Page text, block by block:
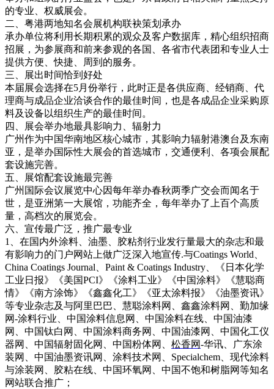
的专业、权威展会。
二、粤港两地知名会展机构联袂策划承办
承办单位将利用长期积累的观众及客户数据库，精心组织招商
招展，为参展商和前来参观的各国、各省市代表团和专业人士
提供方便、快捷、周到的服务。
三、展出时间恰到好处
本届展会选择在5月份举行，此时正是各供应商、经销商、代
理商与成品企业洽谈合作的最佳时间，也是各成品企业采购原
料及设备以组织生产的最佳时间。
四、展会举办地最具影响力、辐射力
广州作为中国华南地区核心城市，其影响力辐射港澳台及东南
亚，是举办国际性大展会的首选城市，交通便利、各项会展配
套设施完善。
五、展馆配套设施最完善
广州国际会议展览中心因每年举办春秋两季广交会而闻名于
世，是亚洲第一大展馆，功能齐全，每年举办了上百个高质
量，高档次的展览会。
六、宣传最广泛，推广最专业
1、在国内外涂料、油墨、胶粘剂行业发行量最大的杂志和最
有影响力的门户网站上做广泛深入地宣传.与Coatings World、
China Coatings Journal、Paint & Coatings Industry、《日本化学
工业日报》《美国PCI》《涂料工业》《中国涂料》《慧聪商
情》《南方涂饰》《鑫鑫化工》《亚太涂料报》《油墨资讯》
等专业杂志及与阿里巴巴、慧聪涂料网、鑫鑫涂料网、勤加缘
网-涂料行业、中国涂料信息网、中国涂料在线、中国油漆
网、中国钛白网、中国涂料商务网、中国油漆网、中国化工仪
器网、中国辐射固化网、中国粉体网、 松香网-华讯、
广东涂
装网、中国油墨资讯网、涂料技术网、Specialchem、现代涂料
与涂装网、胶粘在线、中国环氧网、中国不饱和树脂网等知名
网站联合推广；